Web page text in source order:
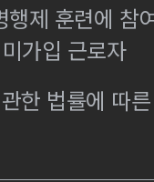
제 훈련에 참
가입 근로자
한 법률에 따